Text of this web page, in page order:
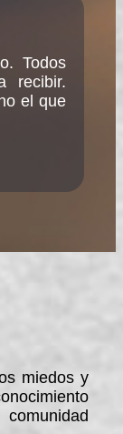
Todos
recibir.
el que
miedos y